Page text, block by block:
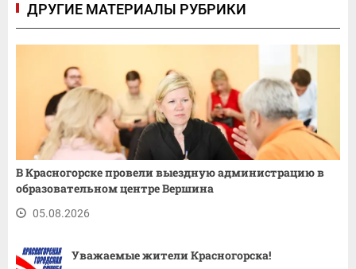
ДРУГИЕ МАТЕРИАЛЫ РУБРИКИ
В Красногорске провели выездную администрацию в
образовательном центре Вершина
05.08.2026
Уважаемые жители Красногорска!